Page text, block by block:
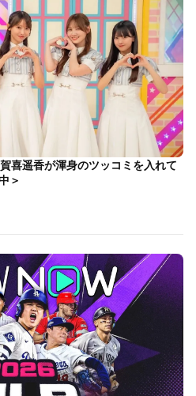
喜遥香が渾身のツッコミを入れて
＞